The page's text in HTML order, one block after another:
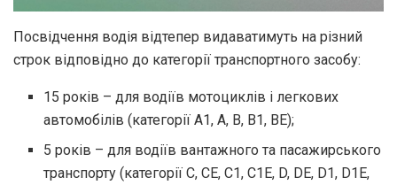
Посвідчення водія відтепер видаватимуть на різний
строк відповідно до категорії транспортного засобу:
15 років – для водіїв мотоциклів і легкових
автомобілів (категорії А1, А, В, В1, ВЕ);
5 років – для водіїв вантажного та пасажирського
транспорту (категорії С, СЕ, С1, С1Е, D, DE, D1, D1Е,